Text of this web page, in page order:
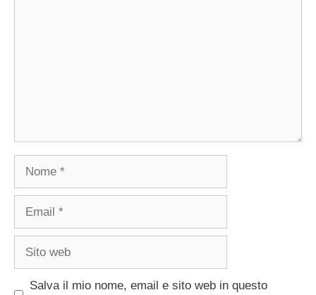
Salva il mio nome, email e sito web in questo